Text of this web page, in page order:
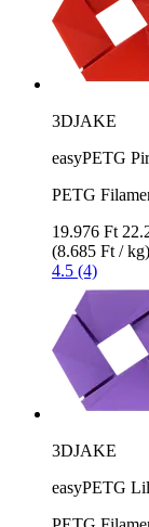
3DJAKE
easyPETG
PETG
19.976 Ft
(8.685 Ft / kg)
4.5 (4)
3DJAKE
easyPETG